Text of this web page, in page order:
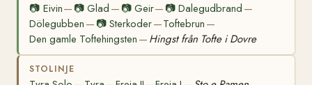
📷 Eivin— 📷Glad — 📷 Geir— 📷 Dalegudbrand —
Dölegubben — 📷Sterkoder—Toftebrun —
Den gamle Toftehingsten — Hingst från Tofte i Dovre
STOLINJE